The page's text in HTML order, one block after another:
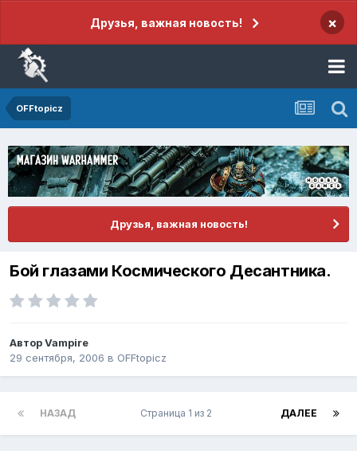
Друзья, важная новость! ×
OFFtopicz
Друзья, важная новость!
Бой глазами Космического Десантника.
АвторVampire
29 сентября, 2006 в OFFtopicz
НАЗАД ДАЛЕЕ
Страница 1 из 2